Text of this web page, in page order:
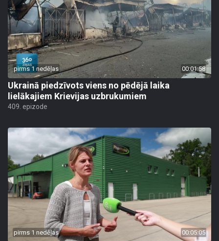
pirms 1 nedēļas 00:01:58
Ukrainā piedzīvots viens no pēdējā laika
lielākajiem Krievijas uzbrukumiem
409. epizode
pirms 1 nedēļas 00:05:05